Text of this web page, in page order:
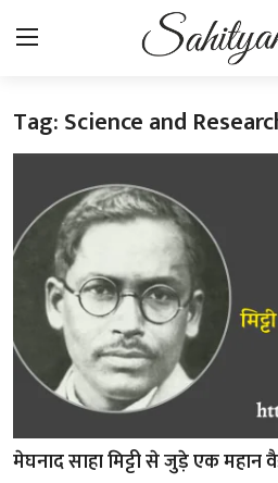
Login
स्वतंत्रता सेनानी
साहित्य समाचार
कहानी
कविता
आलेख
Tag: Science and
मेघनाद साहा मिट्टी से जुड़े एक महान